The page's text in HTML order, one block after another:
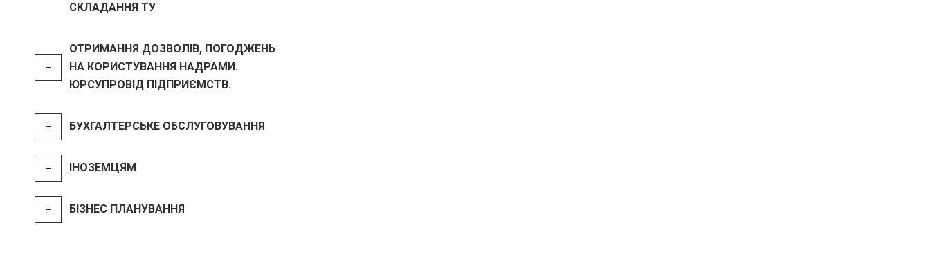
СКЛАДАННЯ ТУ
ОТРИМАННЯ ДОЗВОЛІВ, ПОГОДЖЕНЬ
НА КОРИСТУВАННЯ НАДРАМИ.
ЮРСУПРОВІД ПІДПРИЄМСТВ.
БУХГАЛТЕРСЬКЕ ОБСЛУГОВУВАННЯ
ІНОЗЕМЦЯМ
БІЗНЕС ПЛАНУВАННЯ